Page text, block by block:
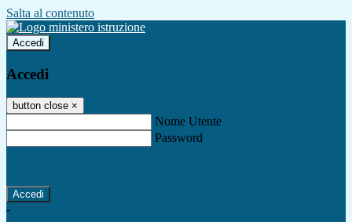
Salta al contenuto
Accedi
Accedi
button close ×
Nome Utente
Password
-